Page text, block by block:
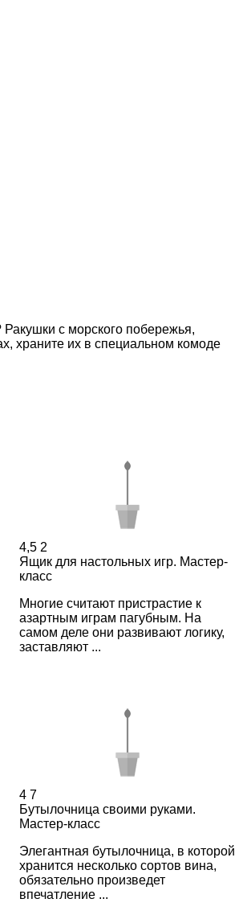
с морского побережья,
храните их в специальном комоде
4,5 2
Ящик для настольных игр. Мастер-
класс
Многие считают пристрастие к
азартным играм пагубным. На
самом деле они развивают логику,
заставляют ...
4 7
Бутылочница своими руками.
Мастер-класс
Элегантная бутылочница, в которой
хранится несколько сортов вина,
обязательно произведет
впечатление ...